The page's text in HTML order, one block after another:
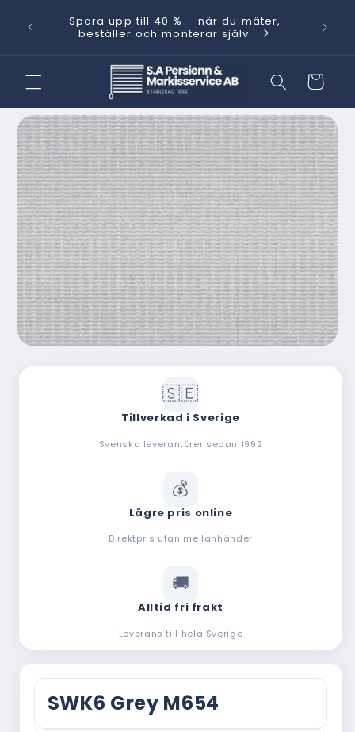
till
Spara upp till 40 % – när du mäter,
beställer och monterar själv.
med
Varukorg
vidare till
Tillverkad i Sverige
Svenska leverantörer sedan 1992
Lägre pris online
Direktpris utan mellanhänder
Alltid fri frakt
Leverans till hela Sverige
SWK6 Grey M654